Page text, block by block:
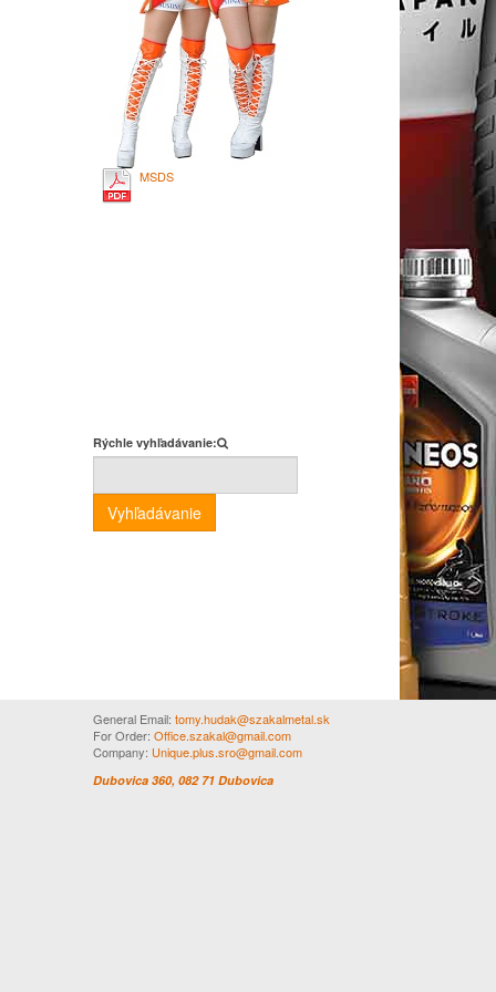
MSDS
Rýchle vyhľadávanie:
Vyhľadávanie
General Email: tomy.hudak@szakalmetal.sk
For Order: Office.szakal@gmail.com
Company: Unique.plus.sro@gmail.com
Dubovica 360, 082 71 Dubovica